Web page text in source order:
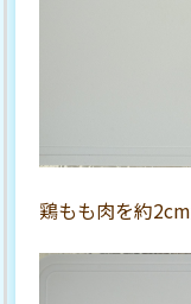
鶏もも肉を約